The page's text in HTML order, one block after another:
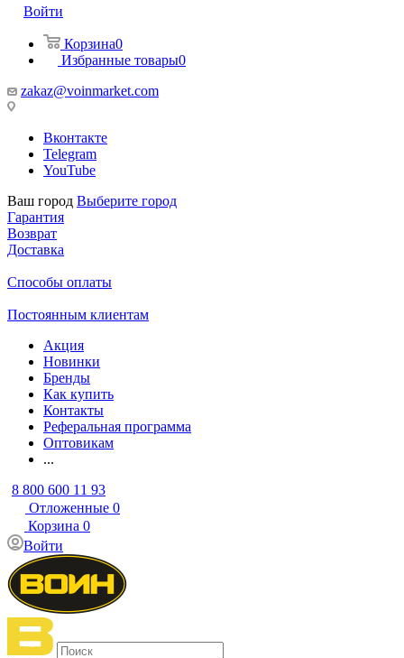
Войти
Корзина0
Избранные товары0
zakaz@voinmarket.com
Вконтакте
Telegram
YouTube
Ваш город Выберите город
Гарантия
Возврат
Доставка
Способы оплаты
Постоянным клиентам
Акция
Новинки
Бренды
Как купить
Контакты
Реферальная программа
Оптовикам
...
8 800 600 11 93
Отложенные 0
Корзина 0
Войти